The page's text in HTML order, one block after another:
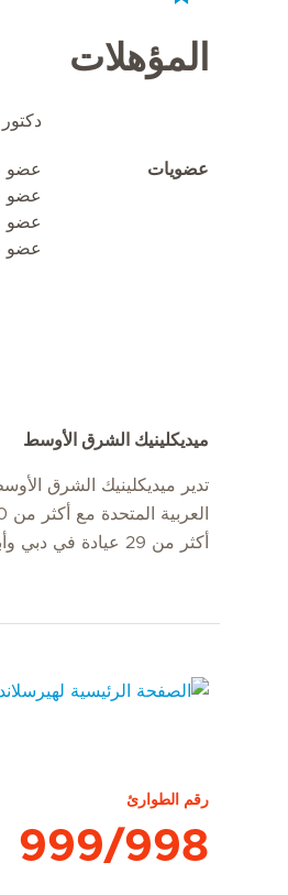
المؤهلات
عضويات
عضو
عضو
عضو
عضو
ميديكلينيك الشرق الأوسط
تدير ميديكلينيك الشرق
أكثر من 29 عيادة في دبي وأبو ظبي والعين ومنطقة الظفرة.
رقم الطوارئ
999/998